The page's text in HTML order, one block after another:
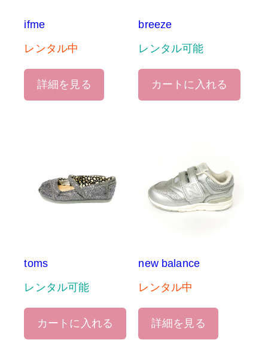
ifme
レンタル中
詳細を見る
breeze
レンタル可能
カートに入れる
toms
レンタル可能
カートに入れる
new balance
レンタル中
詳細を見る